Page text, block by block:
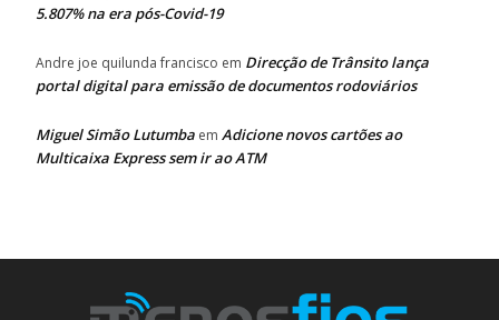
5.807% na era pós-Covid-19
Andre joe quilunda francisco em Direcção de Trânsito lança
portal digital para emissão de documentos rodoviários
Miguel Simão Lutumba em Adicione novos cartões ao
Multicaixa Express sem ir ao ATM